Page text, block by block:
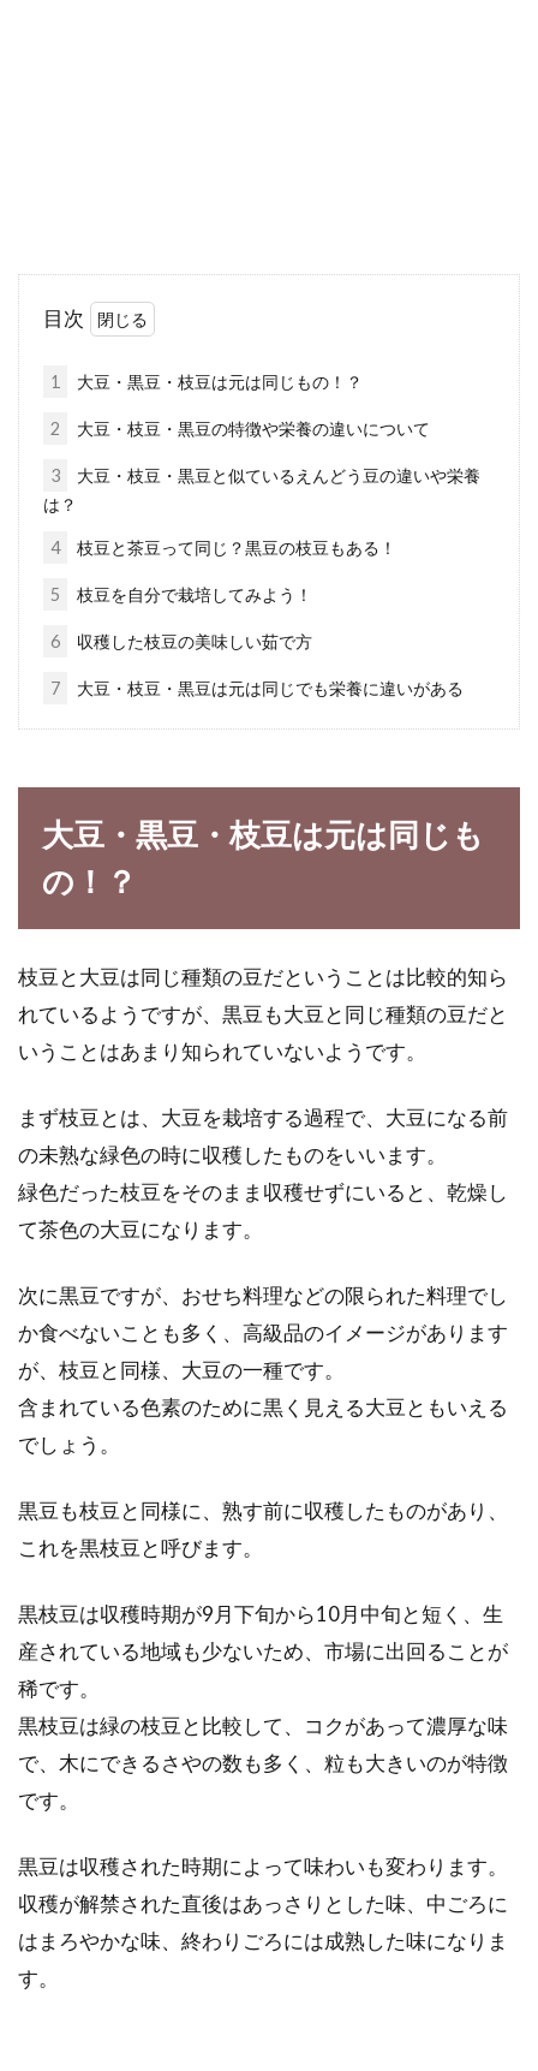
は？塩分量の判断の方法！
甘くてコクがたっぷりです
味噌は大豆、麹、塩だけを原料としたシンプル
な食材です。それだけに、各原料の配分が味噌
どで糖質が多い主食は！？
じくらい...
ライ麦と全粒粉。それぞれのパン特
皆さんはライ麦パンや全粒粉パンが体に良いパ
パン...
ピーマンは「味噌」を使えば人気食
材に！？子供が喜ぶレシピ
子供の中には、「ピーマンが苦手」という子も
保管方法には気をつけて！
る人って...
玄米茶は、その名の通り、玄米を使用したお茶
目次
1 大豆・黒豆・枝豆は元は同じもの！？
2 大豆・枝豆・黒豆の特徴や栄養の違いについて
3
大豆・枝豆・黒豆と似ているえんどう豆の違いや栄養
は？
4 枝豆と茶豆って同じ？黒豆の枝豆もある！
5 枝豆を自分で栽培してみよう！
6 収穫した枝豆の美味しい茹で方
7 大豆・枝豆・黒豆は元は同じでも栄養に違いがある
大豆・黒豆・枝豆は元は同じも
の！？
枝豆と大豆は同じ種類の豆だということは比較的知ら
れているようですが、黒豆も大豆と同じ種類の豆だと
いうことはあまり知られていないようです。
まず枝豆とは、大豆を栽培する過程で、大豆になる前
の未熟な緑色の時に収穫したものをいいます。
緑色だった枝豆をそのまま収穫せずにいると、乾燥し
て茶色の大豆になります。
次に黒豆ですが、おせち料理などの限られた料理でし
か食べないことも多く、高級品のイメージがあります
が、枝豆と同様、大豆の一種です。
含まれている色素のために黒く見える大豆ともいえる
でしょう。
黒豆も枝豆と同様に、熟す前に収穫したものがあり、
これを黒枝豆と呼びます。
黒枝豆は収穫時期が9月下旬から10月中旬と短く、生
産されている地域も少ないため、市場に出回ることが
稀です。
黒枝豆は緑の枝豆と比較して、コクがあって濃厚な味
で、木にできるさやの数も多く、粒も大きいのが特徴
です。
黒豆は収穫された時期によって味わいも変わります。
収穫が解禁された直後はあっさりとした味、中ごろに
はまろやかな味、終わりごろには成熟した味になりま
す。